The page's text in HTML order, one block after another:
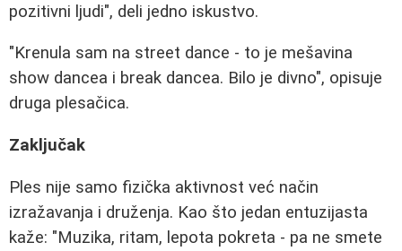
pozitivni ljudi", deli jedno iskustvo.
"Krenula sam na street dance - to je mešavina
show dancea i break dancea. Bilo je divno", opisuje
druga plesačica.
Zaključak
Ples nije samo fizička aktivnost već način
izražavanja i druženja. Kao što jedan entuzijasta
kaže: "Muzika, ritam, lepota pokreta - pa ne smete